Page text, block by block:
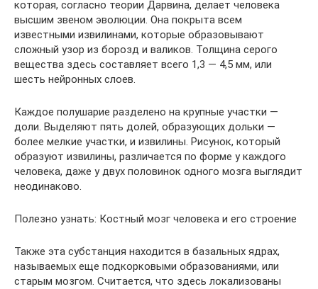
которая, согласно теории Дарвина, делает человека
высшим звеном эволюции. Она покрыта всем
известными извилинами, которые образовывают
сложный узор из борозд и валиков. Толщина серого
вещества здесь составляет всего 1,3 — 4,5 мм, или
шесть нейронных слоев.
Каждое полушарие разделено на крупные участки —
доли. Выделяют пять долей, образующих дольки —
более мелкие участки, и извилины. Рисунок, который
образуют извилины, различается по форме у каждого
человека, даже у двух половинок одного мозга выглядит
неодинаково.
Полезно узнать: Костный мозг человека и его строение
Также эта субстанция находится в базальных ядрах,
называемых еще подкорковыми образованиями, или
старым мозгом. Считается, что здесь локализованы